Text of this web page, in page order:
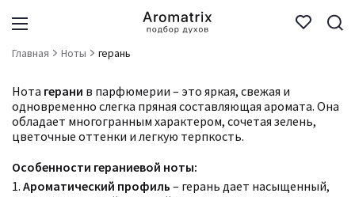
Главная Ноты герань
Нота герани в парфюмерии – это яркая, свежая и
одновременно слегка пряная составляющая аромата. Она
обладает многогранным характером, сочетая зелень,
цветочные оттенки и легкую терпкость.
Особенности гераниевой ноты:
1. Ароматический профиль – герань дает насыщенный,